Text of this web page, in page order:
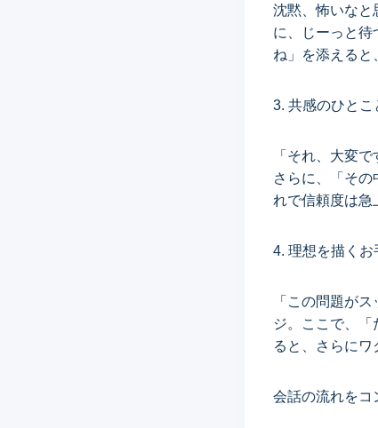
沈黙、怖いなと
に、じーっと待
ね」を添えると
3. 共感のひとこ
「それ、大変
さらに、「そ
れで信頼度は急
4. 理想を描くお
「この問題が
ジ。ここで、
ると、さらにワ
会話の流れをコ